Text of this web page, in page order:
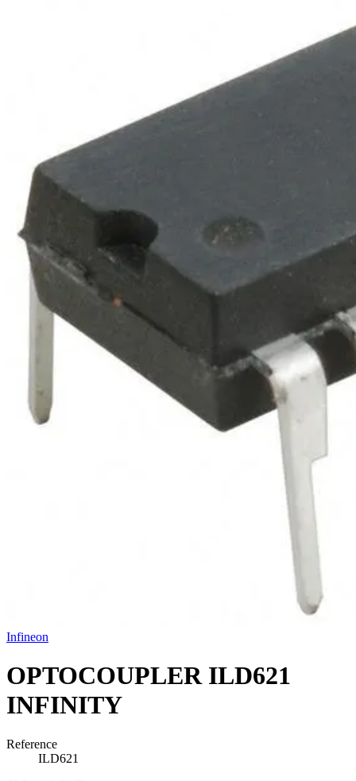
Infineon
OPTOCOUPLER ILD621
INFINITY
Reference
ILD621